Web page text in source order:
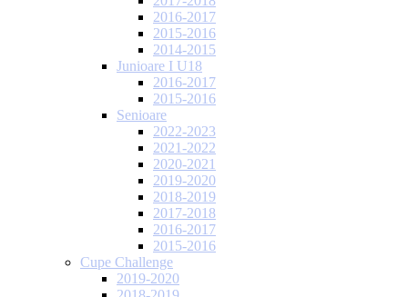
2016-2017
2015-2016
2014-2015
Junioare I U18
2016-2017
2015-2016
Senioare
2022-2023
2021-2022
2020-2021
2019-2020
2018-2019
2017-2018
2016-2017
2015-2016
Cupe Challenge
2019-2020